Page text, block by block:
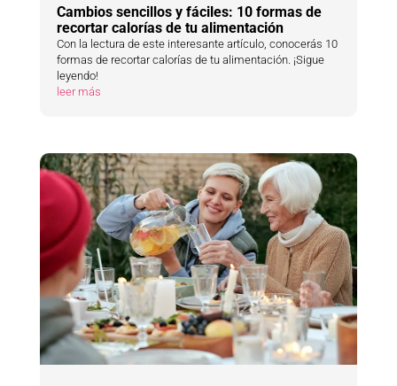
Cambios sencillos y fáciles: 10 formas de
recortar calorías de tu alimentación
Con la lectura de este interesante artículo, conocerás 10
formas de recortar calorías de tu alimentación. ¡Sigue
leyendo!
leer más